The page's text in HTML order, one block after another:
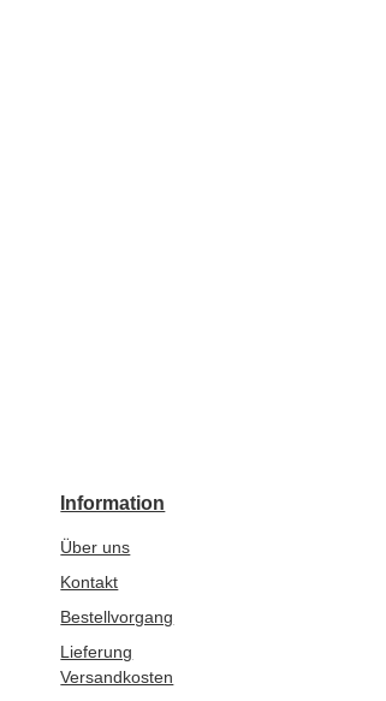
Information
Über uns
Kontakt
Bestellvorgang
Lieferung
Versandkosten